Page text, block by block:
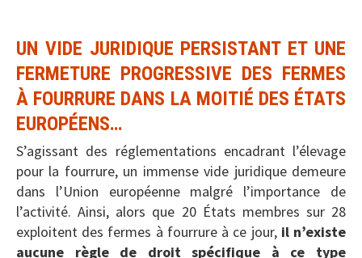
UN VIDE JURIDIQUE PERSISTANT ET UNE
FERMETURE PROGRESSIVE DES FERMES
À FOURRURE DANS LA MOITIÉ DES ÉTATS
EUROPÉENS…
S’agissant des réglementations encadrant l’élevage
pour la fourrure, un immense vide juridique demeure
dans l’Union européenne malgré l’importance de
l’activité. Ainsi, alors que 20 États membres sur 28
exploitent des fermes à fourrure à ce jour, il n’existe
aucune règle de droit spécifique à ce type